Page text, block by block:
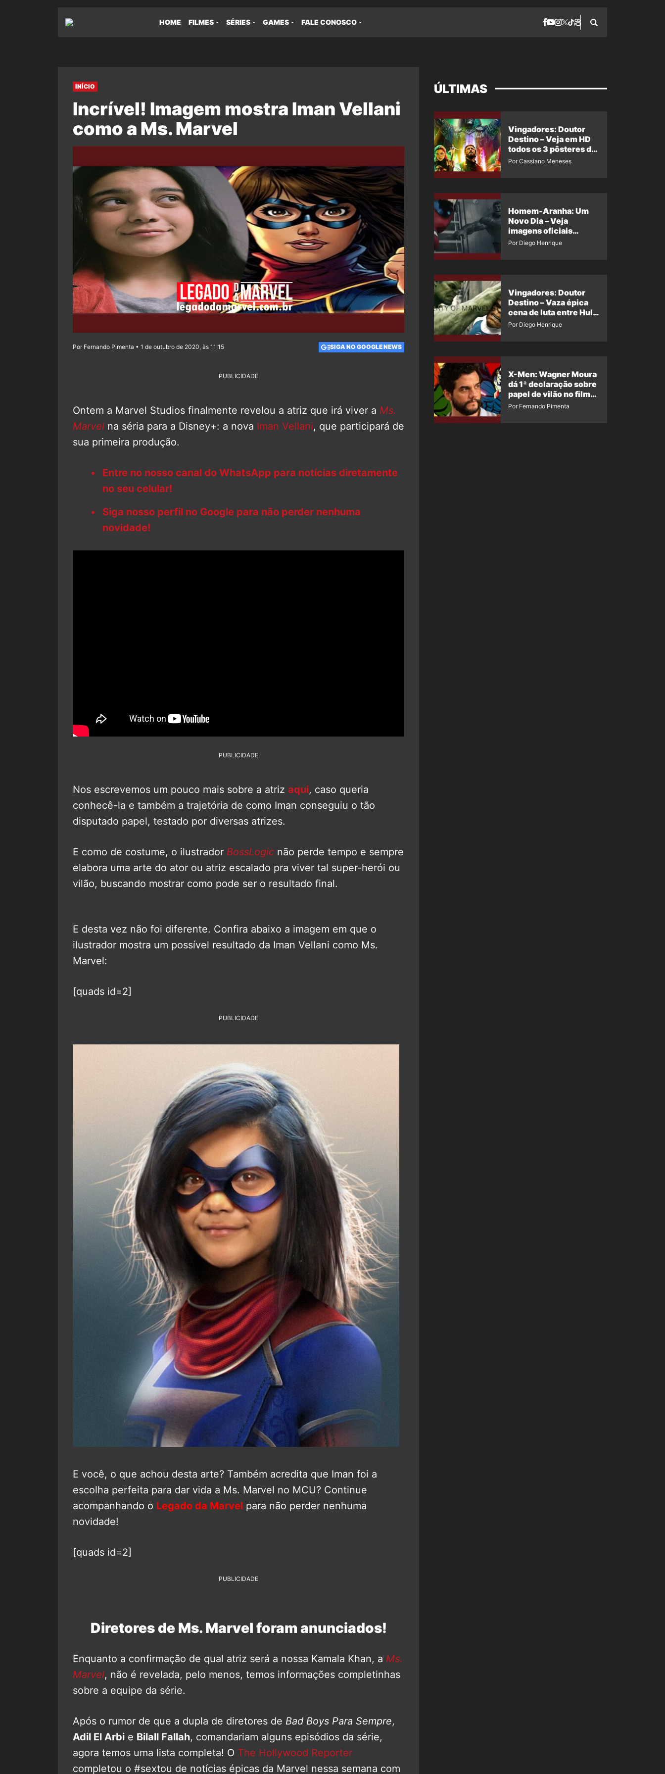
HOME FILMES SÉRIES GAMES FALE CONOSCO
INÍCIO
Incrível! Imagem mostra Iman Vellani
como a Ms. Marvel
Por Fernando Pimenta • 1 de outubro de 2020, às 11:15 SIGA NO GOOGLE NEWS
PUBLICIDADE
Ontem a Marvel Studios finalmente revelou a atriz que irá viver a Ms.
Marvel na séria para a Disney+: a nova Iman Vellani, que participará de
sua primeira produção.
Entre no nosso canal do WhatsApp para notícias diretamente
no seu celular!
Siga nosso perfil no Google para não perder nenhuma
novidade!
PUBLICIDADE
Nos escrevemos um pouco mais sobre a atriz aqui, caso queria
conhecê-la e também a trajetória de como Iman conseguiu o tão
disputado papel, testado por diversas atrizes.
E como de costume, o ilustrador BossLogic não perde tempo e sempre
elabora uma arte do ator ou atriz escalado pra viver tal super-herói ou
vilão, buscando mostrar como pode ser o resultado final.
E desta vez não foi diferente. Confira abaixo a imagem em que o
ilustrador mostra um possível resultado da Iman Vellani como Ms.
Marvel:
[quads id=2]
PUBLICIDADE
E você, o que achou desta arte? Também acredita que Iman foi a
escolha perfeita para dar vida a Ms. Marvel no MCU? Continue
acompanhando o Legado da Marvel para não perder nenhuma
novidade!
[quads id=2]
PUBLICIDADE
Diretores de Ms. Marvel foram anunciados!
Enquanto a confirmação de qual atriz será a nossa Kamala Khan, a Ms.
Marvel, não é revelada, pelo menos, temos informações completinhas
sobre a equipe da série.
Após o rumor de que a dupla de diretores de Bad Boys Para Sempre,
Adil El Arbi e Bilall Fallah, comandariam alguns episódios da série,
agora temos uma lista completa! O The Hollywood Reporter
completou o #sextou de notícias épicas da Marvel nessa semana com
ÚLTIMAS
Vingadores: Doutor
Destino – Veja em HD
todos os 3 pôsteres de
‘Doomsday’ + 1 imagem
Por Cassiano Meneses
Homem-Aranha: Um
Novo Dia – Veja
imagens oficiais
descartadas do Hulk
Por Diego Henrique
Vingadores: Doutor
Destino – Vaza épica
cena de luta entre Hulk
e o Coisa
Por Diego Henrique
X-Men: Wagner Moura
dá 1ª declaração sobre
papel de vilão no filme
da Marvel
Por Fernando Pimenta